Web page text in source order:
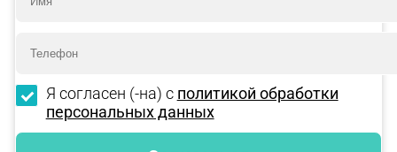
Я согласен (-на) с политикой обработки
персональных данных